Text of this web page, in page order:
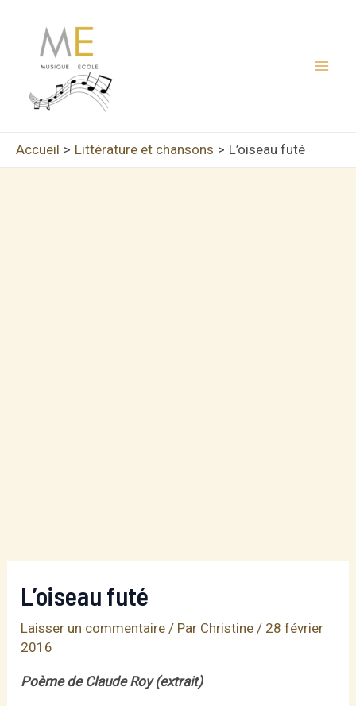
contenu
Accueil Littérature et chansons L’oiseau futé
L’oiseau futé
Laisser un commentaire / Par Christine/ 28 février
2016
Poème de Claude Roy (extrait)